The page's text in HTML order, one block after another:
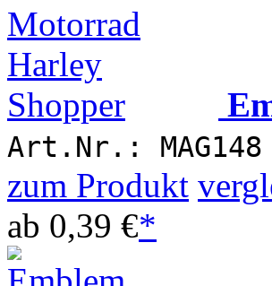
Art.Nr.: MAG148
zum Produkt
ab 0,39 €*